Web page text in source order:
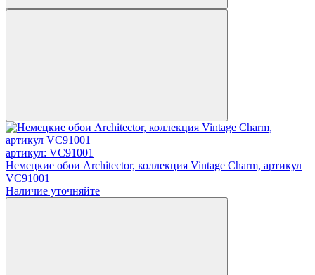
артикул: VC91001
Немецкие обои Architector, коллекция Vintage Charm, артикул
VC91001
Наличие уточняйте